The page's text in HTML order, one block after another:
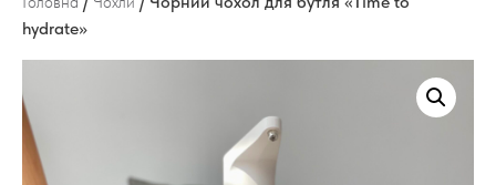
hydrate»